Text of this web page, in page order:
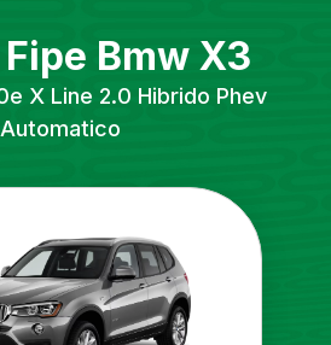
Bmw X3
X Line 2.0 Hibrido Phev
Automatico